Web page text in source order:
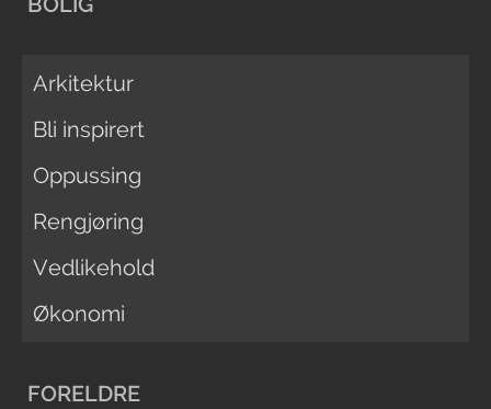
Arkitektur
Bli inspirert
Oppussing
Rengjøring
Vedlikehold
Økonomi
FORELDRE